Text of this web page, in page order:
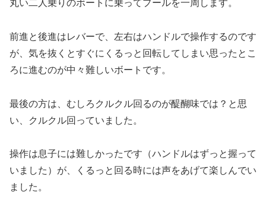
丸い二人乗りのボートに乗ってプールを一周します。
前進と後進はレバーで、左右はハンドルで操作するのです
が、気を抜くとすぐにくるっと回転してしまい思ったとこ
ろに進むのが中々難しいボートです。
最後の方は、むしろクルクル回るのが醍醐味では？と思
い、クルクル回っていました。
操作は息子には難しかったです（ハンドルはずっと握って
いました）が、くるっと回る時には声をあげて楽しんでい
ました。